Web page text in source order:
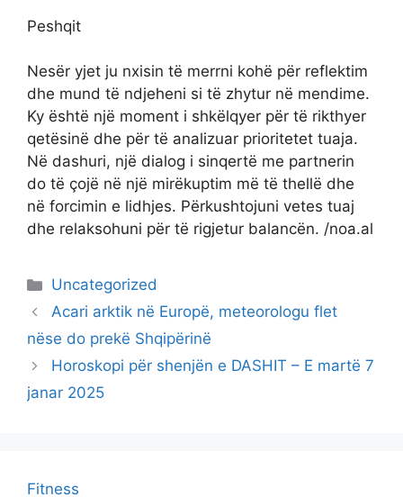
Peshqit
Nesër yjet ju nxisin të merrni kohë për reflektim
dhe mund të ndjeheni si të zhytur në mendime.
Ky është një moment i shkëlqyer për të rikthyer
qetësinë dhe për të analizuar prioritetet tuaja.
Në dashuri, një dialog i sinqertë me partnerin
do të çojë në një mirëkuptim më të thellë dhe
në forcimin e lidhjes. Përkushtojuni vetes tuaj
dhe relaksohuni për të rigjetur balancën. /noa.al
Categories
Uncategorized
Acari arktik në Europë, meteorologu flet
nëse do prekë Shqipërinë
Horoskopi për shenjën e DASHIT – E martë 7
janar 2025
Fitness